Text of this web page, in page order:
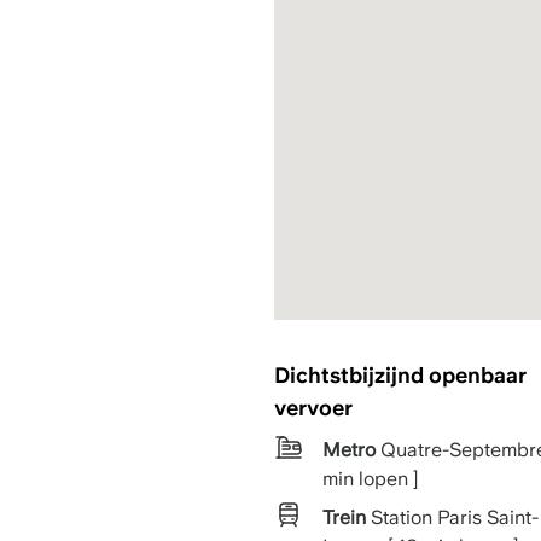
Dichtstbijzijnd openbaar
vervoer
MetroQuatre-
min lopen ]
TreinStation Paris Saint-